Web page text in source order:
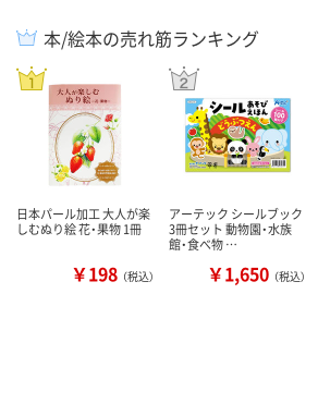
本/絵本の売れ筋ランキング
日本パール加工 大人が楽
しむぬり絵 花・果物 1冊
￥198 （税込）
アーテック シールブック
3冊セット 動物園・水族
館・食べ物 …
￥1,650 （税込）